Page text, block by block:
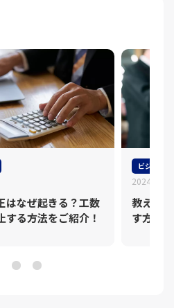
はなぜ起きる？工数
する方法をご紹介！
ビジネス
2024.01.11
教えて
す方法